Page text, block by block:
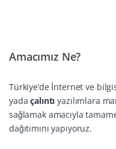
Amacımız Ne?
Türkiye’de İnternet ve
yadaçalıntı yazılımlara
sağlamak amacıyla
dağıtımını yapıyoruz.